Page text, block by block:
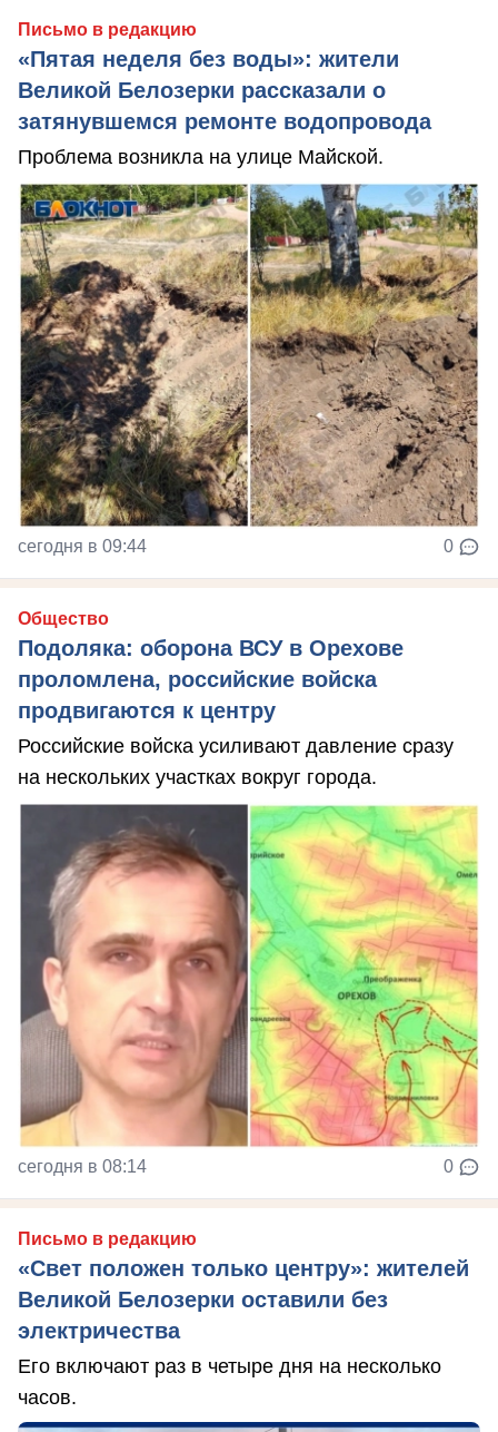
Письмо в редакцию
«Пятая неделя без воды»: жители
Великой Белозерки рассказали о
затянувшемся ремонте водопровода
Проблема возникла на улице Майской.
сегодня в 09:44 0
Общество
Подоляка: оборона ВСУ в Орехове
проломлена, российские войска
продвигаются к центру
Российские войска усиливают давление сразу
на нескольких участках вокруг города.
сегодня в 08:14 0
Письмо в редакцию
«Свет положен только центру»: жителей
Великой Белозерки оставили без
электричества
Его включают раз в четыре дня на несколько
часов.